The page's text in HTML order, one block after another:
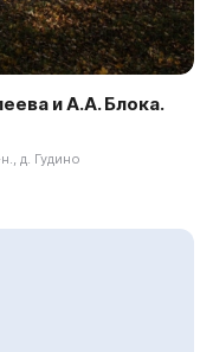
и А.А. Блока.
д. Гудино